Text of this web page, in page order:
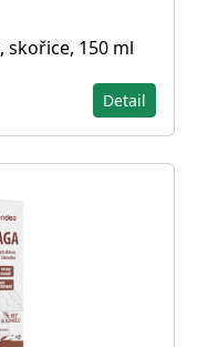
skořice, 150 ml
Detail